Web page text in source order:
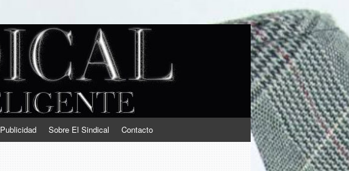
Publicidad Sobre El Sindical Contacto